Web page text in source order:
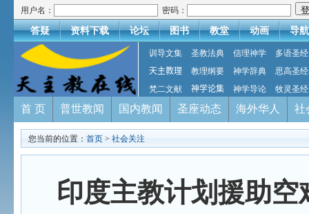
用户名： 密码：
答疑 资料下载 论坛 图书 教堂 动画 导航
训导文集 圣教法典 信理神学
多语圣经
天主教理
教理纲要 神学辞典
思高圣经
梵二文献
神学论集 神学导论 牧灵圣经
首 页 普世教闻 国内教闻 圣座动态 海外华人 社
您当前的位置： 首页 > 社会关注
印度主教计划援助空